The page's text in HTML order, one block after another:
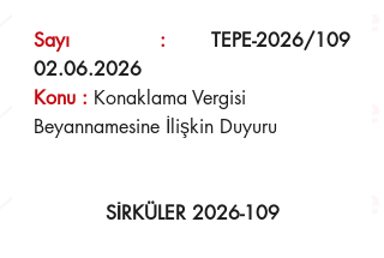
Sayı  :
02.06.2026
Konu : Konaklama Vergisi
Beyannamesine İlişkin Duyuru
SİRKÜLER 2026-109